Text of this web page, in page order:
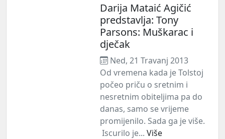
Darija Mataić Agičić
predstavlja: Tony
Parsons: Muškarac i
dječak
Ned, 21 Travanj 2013
Od vremena kada je Tolstoj
počeo priču o sretnim i
nesretnim obiteljima pa do
danas, samo se vrijeme
promijenilo. Sada ga je više.
Iscurilo je... Više